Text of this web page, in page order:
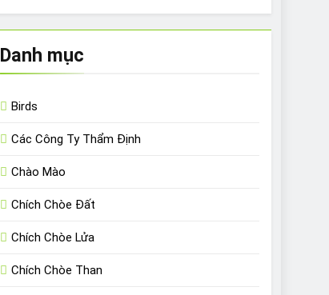
Danh mục
Birds
Các Công Ty Thẩm Định
Chào Mào
Chích Chòe Đất
Chích Chòe Lửa
Chích Chòe Than